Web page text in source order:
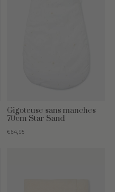
Gigoteuse sans manches
70cm Star Sand
€64,95